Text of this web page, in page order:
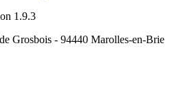
1.9.3
Grosbois - 94440 Marolles-en-Brie